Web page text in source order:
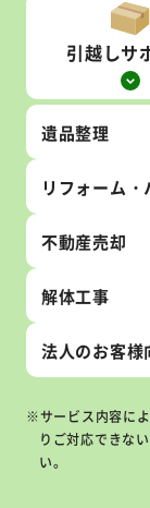
引越しサ
遺品整理
リフォーム・
不動産売却
解体工事
法人のお客様
※サービス内容に
りご対応できな
い。